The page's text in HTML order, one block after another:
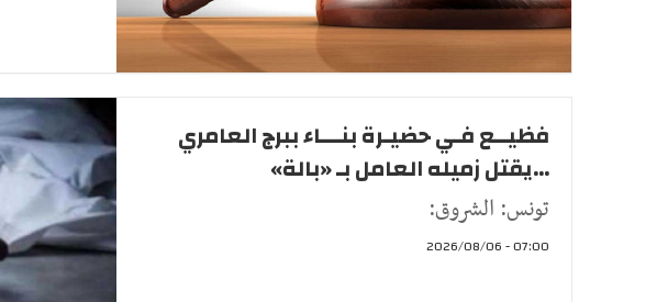
فظيــع فـي حضيـرة بنـــاء ببرج العامري
...يقتل زميله العامل بـ «بالة»
تونس: الشروق:
07:00 - 2026/08/06